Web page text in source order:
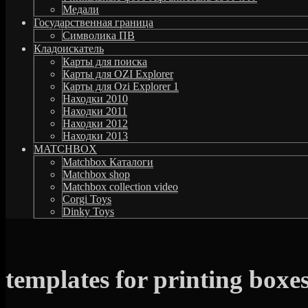
Медали
Государственная граница
Символика ПВ
Кладоискатель
Карты для поиска
Карты для OZI Explorer
Карты для Ozi Explorer 1
Находки 2010
Находки 2011
Находки 2012
Находки 2013
MATCHBOX
Matchbox Каталоги
Matchbox shop
Matchbox collection video
Corgi Toys
Dinky Toys
templates for printing